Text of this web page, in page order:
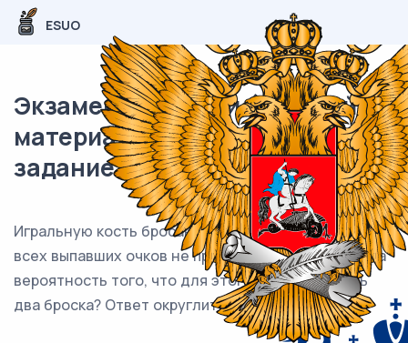
ESUO
Экзаменационный (типовой)
материал ЕГЭ / профиль / 05
задание (24) / 71
Игральную кость бросают до тех пор, пока сумма
всех выпавших очков не превысила число 5. Какова
вероятность того, что для этого потребовалось
два броска? Ответ округлите до сотых.